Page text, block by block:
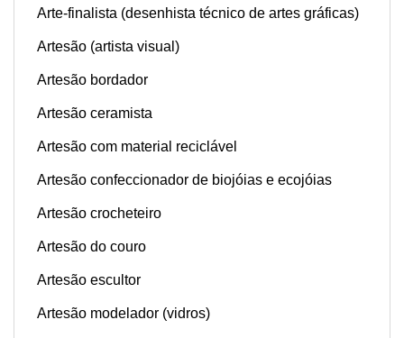
Arte-finalista (desenhista técnico de artes gráficas)
Artesão (artista visual)
Artesão bordador
Artesão ceramista
Artesão com material reciclável
Artesão confeccionador de biojóias e ecojóias
Artesão crocheteiro
Artesão do couro
Artesão escultor
Artesão modelador (vidros)